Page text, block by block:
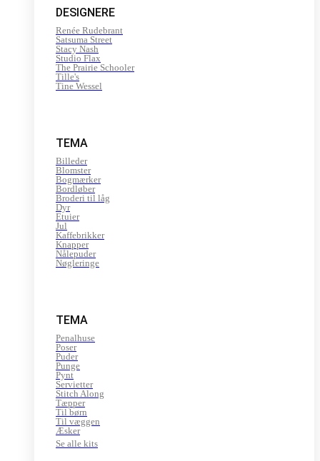
DESIGNERE
Renée Rudebrant
Satsuma Street
Stacy Nash
Studio Flax
The Prairie Schooler
Tille's
Tine Wessel
TEMA
Billeder
Blomster
Bogmærker
Bordløber
Broderi til låg
Dyr
Etuier
Jul
Kaffebrikker
Knapper
Nålepuder
Nøgleringe
TEMA
Penalhuse
Poser
Puder
Punge
Pynt
Servietter
Stitch Along
Tæpper
Til børn
Til væggen
Æsker
Se alle kits